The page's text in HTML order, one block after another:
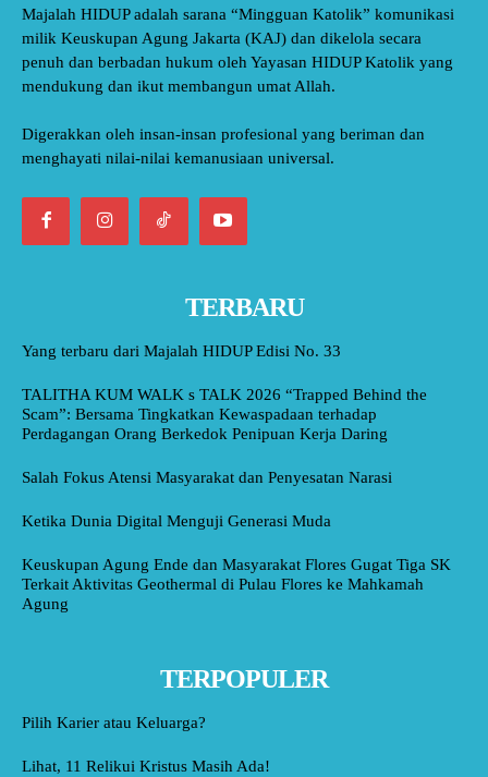
Majalah HIDUP adalah sarana “Mingguan Katolik” komunikasi
milik Keuskupan Agung Jakarta (KAJ) dan dikelola secara
penuh dan berbadan hukum oleh Yayasan HIDUP Katolik yang
mendukung dan ikut membangun umat Allah.
Digerakkan oleh insan-insan profesional yang beriman dan
menghayati nilai-nilai kemanusiaan universal.
TERBARU
Yang terbaru dari Majalah HIDUP Edisi No. 33
TALITHA KUM WALK s TALK 2026 “Trapped Behind the
Scam”: Bersama Tingkatkan Kewaspadaan terhadap
Perdagangan Orang Berkedok Penipuan Kerja Daring
Salah Fokus Atensi Masyarakat dan Penyesatan Narasi
Ketika Dunia Digital Menguji Generasi Muda
Keuskupan Agung Ende dan Masyarakat Flores Gugat Tiga SK
Terkait Aktivitas Geothermal di Pulau Flores ke Mahkamah
Agung
TERPOPULER
Pilih Karier atau Keluarga?
Lihat, 11 Relikui Kristus Masih Ada!